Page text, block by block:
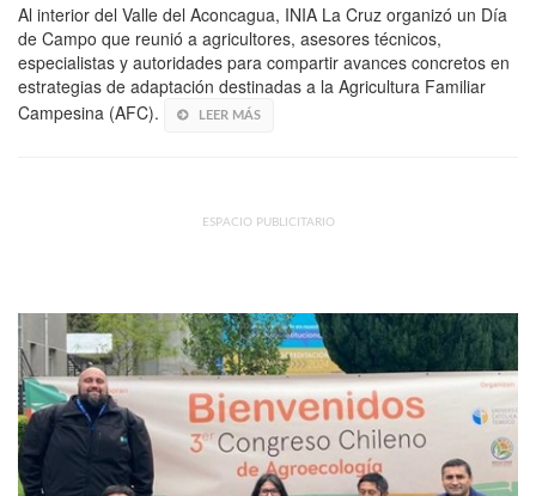
Al interior del Valle del Aconcagua, INIA La Cruz organizó un Día
de Campo que reunió a agricultores, asesores técnicos,
especialistas y autoridades para compartir avances concretos en
estrategias de adaptación destinadas a la Agricultura Familiar
Campesina (AFC).
LEER MÁS
ESPACIO PUBLICITARIO